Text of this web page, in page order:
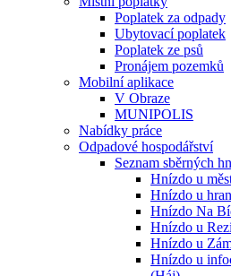
Poplatek za odpady
Ubytovací poplatek
Poplatek ze psů
Pronájem pozemků
Mobilní aplikace
V Obraze
MUNIPOLIS
Nabídky práce
Odpadové hospodářství
Seznam sběrných
Hnízdo u
Hnízdo u
Hnízdo Na
Hnízdo u
Hnízdo u
Hnízdo u